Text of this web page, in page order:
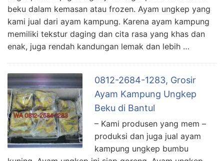
beku dalam kemasan atau frozen. Ayam ungkep yang
kami jual dari ayam kampung. Karena ayam kampung
memiliki tekstur daging dan cita rasa yang khas dan
enak, juga rendah kandungan lemak dan lebih …
0812-2684-1283, Grosir
Ayam Kampung Ungkep
Beku di Bantul
– Kami produsen yang mem –
produksi dan juga jual ayam
kampung ungkep bumbu